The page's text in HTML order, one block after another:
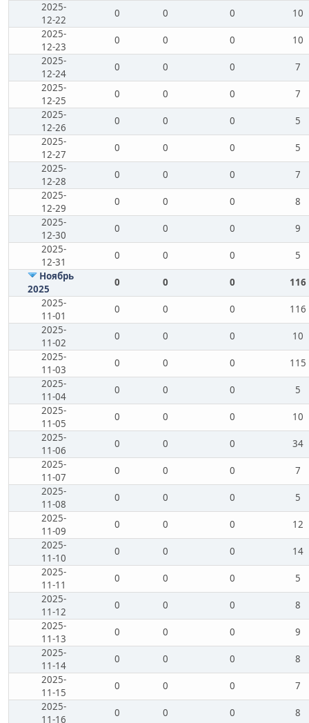
2025-
12-22
0 0 0
10
2025-
12-23
0 0 0
10
2025-
12-24
0 0 0
7
2025-
12-25
0 0 0
7
2025-
12-26
0 0 0
5
2025-
12-27
0 0 0
5
2025-
12-28
0 0 0
7
2025-
12-29
0 0 0
8
2025-
12-30
0 0 0
9
2025-
12-31
0 0 0
5
Ноябрь
2025
0 0 0
116
2025-
11-01
0 0 0
116
2025-
11-02
0 0 0
10
2025-
11-03
0 0 0
115
2025-
11-04
0 0 0
5
2025-
11-05
0 0 0
10
2025-
11-06
0 0 0
34
2025-
11-07
0 0 0
7
2025-
11-08
0 0 0
5
2025-
11-09
0 0 0
12
2025-
11-10
0 0 0
14
2025-
11-11
0 0 0
5
2025-
11-12
0 0 0
8
2025-
11-13
0 0 0
9
2025-
11-14
0 0 0
8
2025-
11-15
0 0 0
7
2025-
11-16
0 0 0 8